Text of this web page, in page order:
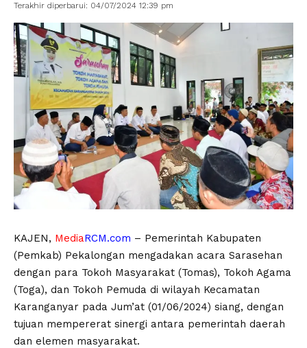
Terakhir diperbarui: 04/07/2024 12:39 pm
KAJEN, MediaRCM.com – Pemerintah Kabupaten
(Pemkab) Pekalongan mengadakan acara Sarasehan
dengan para Tokoh Masyarakat (Tomas), Tokoh Agama
(Toga), dan Tokoh Pemuda di wilayah Kecamatan
Karanganyar pada Jum’at (01/06/2024) siang, dengan
tujuan mempererat sinergi antara pemerintah daerah
dan elemen masyarakat.